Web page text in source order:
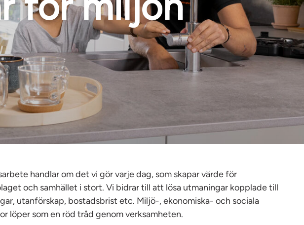
handlar om det vi gör varje dag, som skapar värde för
och samhället i stort. Vi bidrar till att lösa utmaningar kopplade till
utanförskap, bostadsbrist etc. Miljö-, ekonomiska- och sociala
löper som en röd tråd genom verksamheten.